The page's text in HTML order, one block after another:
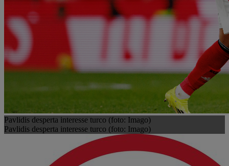
Pavlidis desperta interesse turco (foto: Imago)
Pavlidis desperta interesse turco (foto: Imago)